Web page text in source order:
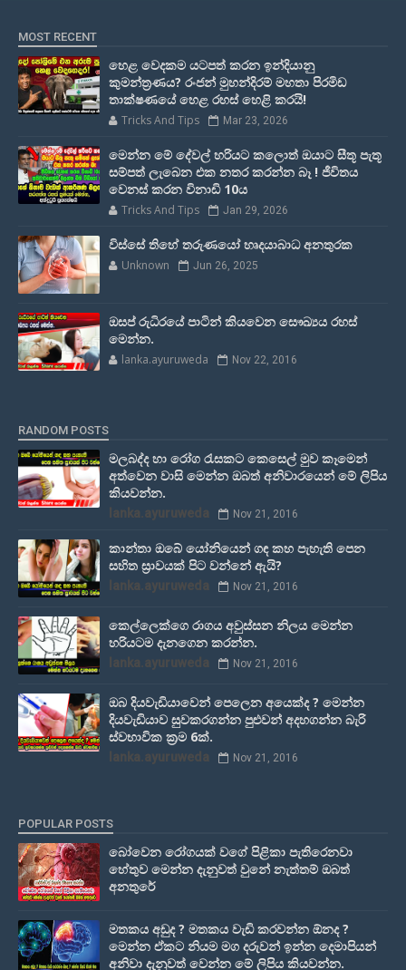
MOST RECENT
හෙළ වෙදකම යටපත් කරන ඉන්දියානු
කුමන්ත්‍රණය? රංජන් මුහන්දිරම් මහතා පිරමිඩ
තාක්ෂණයේ හෙළ රහස් හෙළි කරයි!
Tricks And Tips Mar 23, 2026
මෙන්න මේ දේවල් හරියට කලොත් ඔයාට සීතූ පැතූ
සම්පත් ලැබෙන එක නතර කරන්න බෑ ! ජීවිතය
වෙනස් කරන විනාඩි 10ය
Tricks And Tips Jan 29, 2026
විස්සේ තිහේ තරුණයෝ හෘදයාබාධ අනතුරක
Unknown Jun 26, 2025
ඔසප් රුධිරයේ පාටින් කියවෙන සෞඛ්‍යය රහස්
මෙන්න.
lanka.ayuruweda Nov 22, 2016
RANDOM POSTS
මලබද්ද හා රෝග රැසකට කෙසෙල් මුව කෑමෙන්
අත්වෙන වාසි මෙන්න ඔබත් අනිවාරයෙන් මේ ලිපිය
කියවන්න.
lanka.ayuruweda Nov 21, 2016
කාන්තා ඔබේ යෝනියෙන් ගඳ කහ පැහැති පෙන
සහිත ස‍්‍රාවයක් පිට වන්නේ ඇයි?
lanka.ayuruweda Nov 21, 2016
කෙල්ලෙක්ගෙ රාගය අවුස්සන නිලය මෙන්න
හරියටම දැනගෙන කරන්න.
lanka.ayuruweda Nov 21, 2016
ඔබ දියවැඩියාවෙන් පෙලෙන අයෙක්ද ? මෙන්න
දියවැඩියාව සුවකරගන්න පුළුවන් අදහගන්න බැරි
ස්වභාවික ක්‍රම 6ක්.
lanka.ayuruweda Nov 21, 2016
POPULAR POSTS
බෝවෙන රෝගයක් වගේ පිළිකා පැතිරෙනවා
හේතුව මෙන්න දැනුවත් වුනේ නැත්තම් ඔබත්
අනතුරේ
මතකය අඩුද ? මතකය වැඩි කරවන්න ඕනද ?
මෙන්න ඒකට නියම මග දරුවන් ඉන්න දෙමාපියන්
අනිවා දැනුවත් වෙන්න මේ ලිපිය කියවන්න.